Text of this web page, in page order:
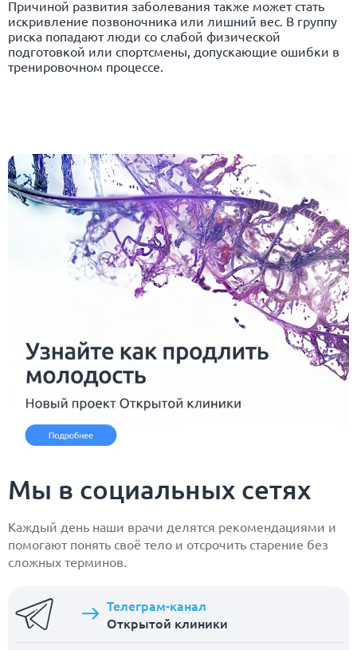
Причиной развития заболевания также может стать
искривление позвоночника или лишний вес. В группу
риска попадают люди со слабой физической
подготовкой или спортсмены, допускающие ошибки в
тренировочном процессе.
Мы в социальных сетях
Каждый день наши врачи делятся рекомендациями и
помогают понять своё тело и отсрочить старение без
сложных терминов.
Телеграм-канал
Открытой клиники